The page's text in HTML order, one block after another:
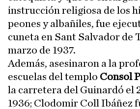
instrucción religiosa de los
peones y albañiles, fue
cuneta en Sant Salvador de
marzo de 1937.
Además, asesinaron a la
escuelas del templo Consol
la carretera del Guinardó el
1936; Clodomir Coll Ibáñez